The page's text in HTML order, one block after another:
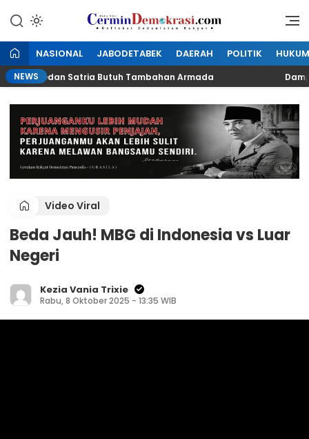
konten
CerminDemokrasi.com
Refleksi Kedaulatan Rakyat
NASIONAL JABODETABEK DAERAH POLITIK HUKUM
NEWS
LH Medan Satria Butuh Tambahan Armada Dampak
Video Viral
Beda Jauh! MBG di Indonesia vs Luar
Negeri
Kezia Vania Trixie
Rabu, 8 Oktober 2025 - 13:35 WIB